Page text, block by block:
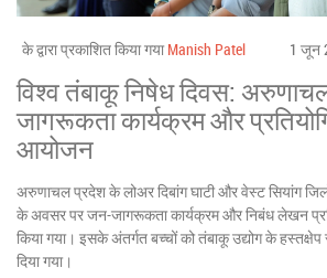
के द्वारा प्रकाशित किया गया Manish Patel 1 जून
विश्व तंबाकू निषेध दिवस:
जागरूकता कार्यक्रम और
आयोजन
अरुणाचल प्रदेश के लोअर दिबांग घाटी और वेस्ट सियांग
के अवसर पर जन-जागरूकता कार्यक्रम और निबंध लेखन
किया गया। इसके अंतर्गत बच्चों को तंबाकू उद्योग के
दिया गया।